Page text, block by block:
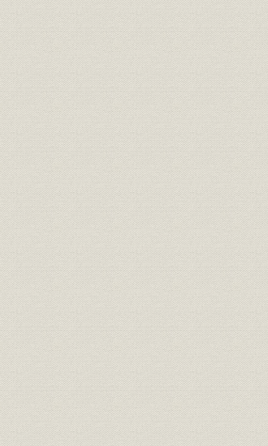
技術
「モートルの明電」から「パワ
ートロニクスの明電」へ 1972●
昭和47年→平成元年●1989
昭和51年
(1989年)
技術
21世紀への架け橋 1990●平成2
年→平成9年●1997
平成2年
年)